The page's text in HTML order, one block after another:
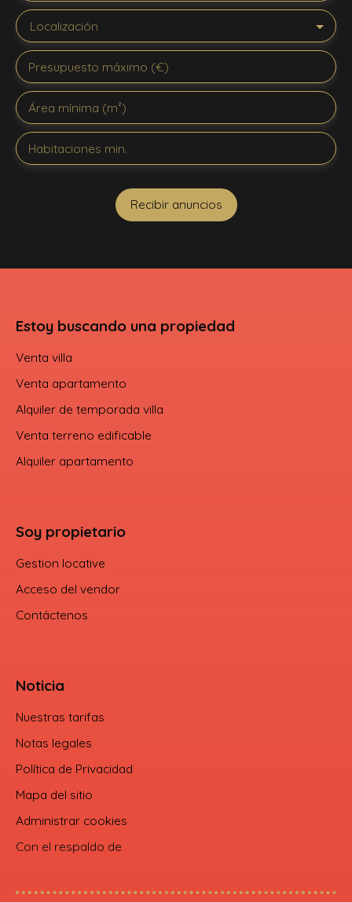
Localización
Presupuesto máximo (€)
Área mínima (m²)
Habitaciones min.
Recibir anuncios
Estoy buscando una propiedad
Venta villa
Venta apartamento
Alquiler de temporada villa
Venta terreno edificable
Alquiler apartamento
Soy propietario
Gestion locative
Acceso del vendor
Contáctenos
Noticia
Nuestras tarifas
Notas legales
Política de Privacidad
Mapa del sitio
Administrar cookies
Con el respaldo de